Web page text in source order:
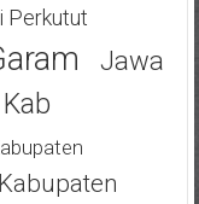
Perkutut
Jawa
Kab
Kabupaten